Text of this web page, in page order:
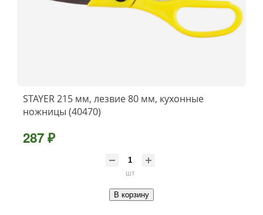
STAYER 215 мм, лезвие 80 мм, кухонные
ножницы (40470)
287 ₽
шт
В корзину